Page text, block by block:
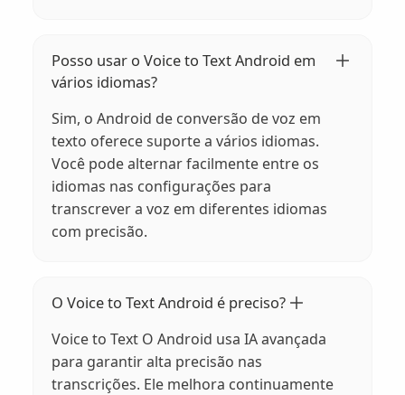
Posso usar o Voice to Text Android em
vários idiomas?
Sim, o Android de conversão de voz em
texto oferece suporte a vários idiomas.
Você pode alternar facilmente entre os
idiomas nas configurações para
transcrever a voz em diferentes idiomas
com precisão.
O Voice to Text Android é preciso?
Voice to Text O Android usa IA avançada
para garantir alta precisão nas
transcrições. Ele melhora continuamente